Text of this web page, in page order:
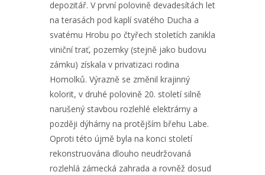
depozitář. V první polovině devadesítách let
na terasách pod kaplí svatého Ducha a
svatému Hrobu po čtyřech stoletích zanikla
viniční trať, pozemky (stejně jako budovu
zámku) získala v privatizaci rodina
Homolků. Výrazně se změnil krajinný
kolorit, v druhé polovině 20. století silně
narušený stavbou rozlehlé elektrárny a
později dýhárny na protějším břehu Labe.
Oproti této újmě byla na konci století
rekonstruována dlouho neudržovaná
rozlehlá zámecká zahrada a rovněž dosud